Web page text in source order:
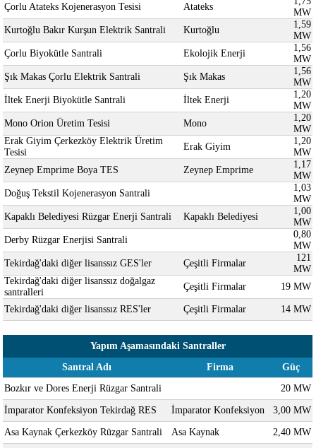
Çorlu Atateks Kojenerasyon Tesisi
Atateks
MW
Kurtoğlu Bakır Kurşun Elektrik Santrali
Kurtoğlu
1,59
MW
Çorlu Biyokütle Santrali
Ekolojik Enerji
1,56
MW
Şık Makas Çorlu Elektrik Santrali
Şık Makas
1,56
MW
İltek Enerji Biyokütle Santrali
İltek Enerji
1,20
MW
Mono Orion Üretim Tesisi
Mono
1,20
MW
Erak Giyim Çerkezköy Elektrik Üretim
Tesisi
Erak Giyim
1,20
MW
Zeynep Emprime Boya TES
Zeynep Emprime
1,17
MW
Doğuş Tekstil Kojenerasyon Santrali
1,03
MW
Kapaklı Belediyesi Rüzgar Enerji Santrali
Kapaklı Belediyesi
1,00
MW
Derby Rüzgar Enerjisi Santrali
0,80
MW
Tekirdağ'daki diğer lisanssız GES'ler
Çeşitli Firmalar
121
MW
Tekirdağ'daki diğer lisanssız doğalgaz
santralleri
Çeşitli Firmalar 19 MW
Tekirdağ'daki diğer lisanssız RES'ler Çeşitli Firmalar 14 MW
Yapım Aşamasındaki Santraller
Santral Adı
Firma
Güç
Bozkır ve Dores Enerji Rüzgar Santrali
20 MW
İmparator Konfeksiyon Tekirdağ RES İmparator Konfeksiyon 3,00 MW
Asa Kaynak Çerkezköy Rüzgar Santrali Asa Kaynak 2,40 MW